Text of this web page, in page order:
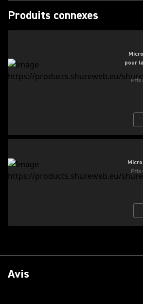
Produits connexes
pour
Prix
Prix
Avis